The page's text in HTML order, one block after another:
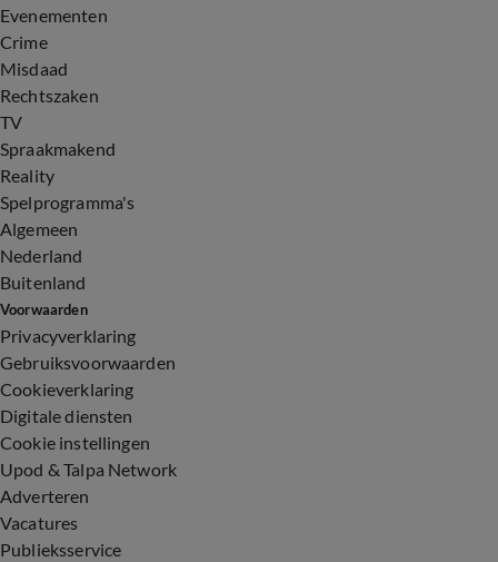
Evenementen
Crime
Misdaad
Rechtszaken
TV
Spraakmakend
Reality
Spelprogramma's
Algemeen
Nederland
Buitenland
Voorwaarden
Privacyverklaring
Gebruiksvoorwaarden
Cookieverklaring
Digitale diensten
Cookie instellingen
Upod & Talpa Network
Adverteren
Vacatures
Publieksservice